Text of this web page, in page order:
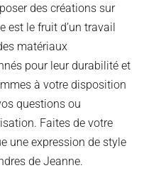
des créations sur
est le fruit d’un travail
matériaux
pour leur durabilité et
à votre disposition
questions ou
Faites de votre
une expression de style
de Jeanne.